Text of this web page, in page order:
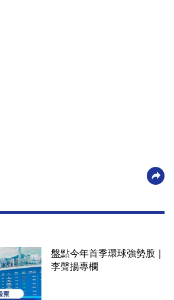
盤點今年首季環球強勢股｜
李聲揚專欄